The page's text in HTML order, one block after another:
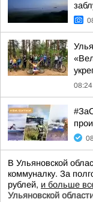
08:24
В Ульяновской
коммуналку. За
рублей, и больше
Ульяновской